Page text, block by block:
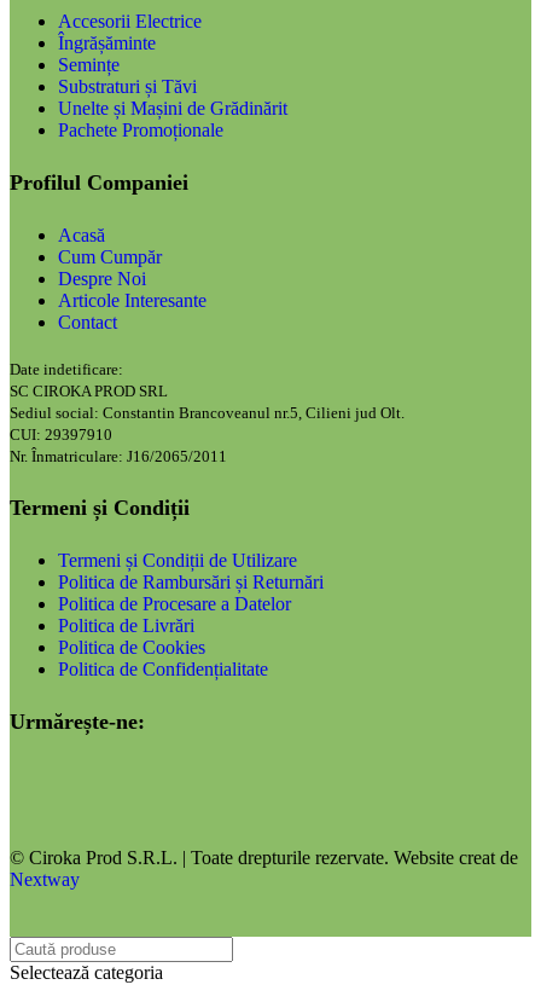
Accesorii Electrice
Îngrășăminte
Semințe
Substraturi și Tăvi
Unelte și Mașini de Grădinărit
Pachete Promoționale
Profilul Companiei
Acasă
Cum Cumpăr
Despre Noi
Articole Interesante
Contact
Date indetificare:
SC CIROKA PROD SRL
Sediul social: Constantin Brancoveanul nr.5, Cilieni jud Olt.
CUI: 29397910
Nr. Înmatriculare: J16/2065/2011
Termeni și Condiții
Termeni și Condiții de Utilizare
Politica de Rambursări și Returnări
Politica de Procesare a Datelor
Politica de Livrări
Politica de Cookies
Politica de Confidențialitate
Urmărește-ne:
© Ciroka Prod S.R.L. | Toate drepturile rezervate. Website creat de
Nextway
Selectează categoria